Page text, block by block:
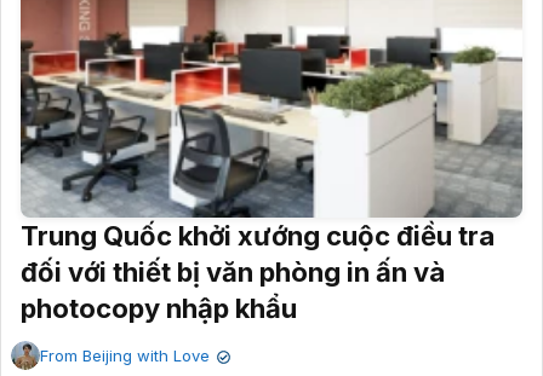
Trung Quốc khởi xướng cuộc điều tra
đối với thiết bị văn phòng in ấn và
photocopy nhập khẩu
From Beijing with Love ✔